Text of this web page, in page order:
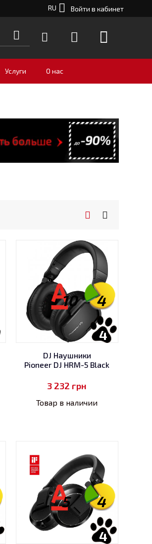
Войти в кабинет
RU
Услуги О нас
4
10
4
DJ Наушники
Pioneer DJ HRM-5 Black
3 232 грн
Товар в наличии
4
5
4